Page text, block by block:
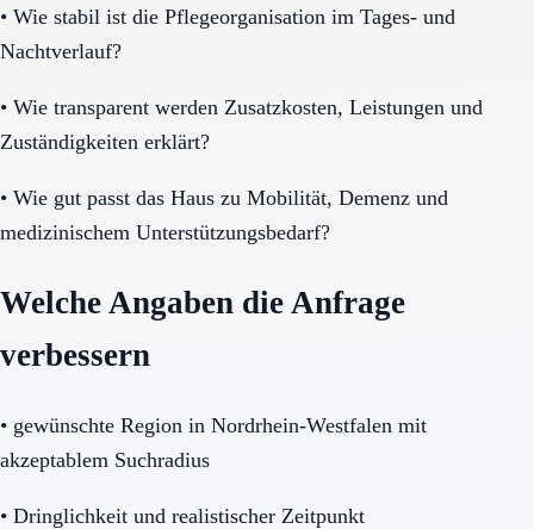
• Wie stabil ist die Pflegeorganisation im Tages- und
Nachtverlauf?
• Wie transparent werden Zusatzkosten, Leistungen und
Zuständigkeiten erklärt?
• Wie gut passt das Haus zu Mobilität, Demenz und
medizinischem Unterstützungsbedarf?
Welche Angaben die Anfrage
verbessern
• gewünschte Region in Nordrhein-Westfalen mit
akzeptablem Suchradius
• Dringlichkeit und realistischer Zeitpunkt